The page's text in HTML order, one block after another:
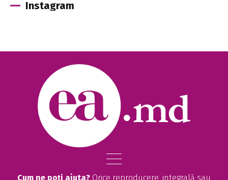
Instagram
Cum ne poți ajuta? Orice reproducere, integrală sau